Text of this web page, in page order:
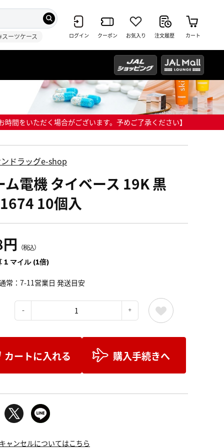
スーツケース ログイン クーポン お気入り 注文履歴 カート
間をいただく場合がございます。予めご了承ください】
ドラッグe-shop
ム電機 タイベース 19K 黒
10個入
（税込）
1 マイル (1倍)
常：7-11営業日 発送目安
カートに入れる 購入手続きへ
ャンセルについてはこちら